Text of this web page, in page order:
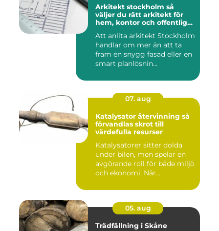
Arkitekt stockholm så
väljer du rätt arkitekt för
hem, kontor och offentlig
Att anlita arkitekt Stockholm
handlar om mer än att ta
fram en snygg fasad eller en
smart planlösnin...
07. aug
Katalysator återvinning så
förvandlas skrot till
värdefulla resurser
Katalysatorer sitter dolda
under bilen, men spelar en
avgörande roll för både miljö
och ekonomi. När...
05. aug
Trädfällning i Skåne